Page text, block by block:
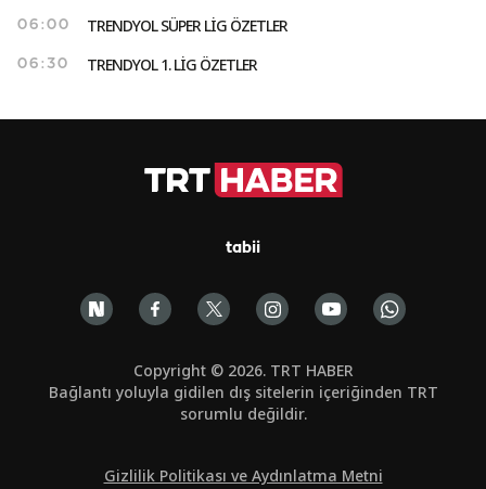
06:00 TRENDYOL SÜPER LİG ÖZETLER
06:30 TRENDYOL 1. LİG ÖZETLER
tabii
Copyright © 2026. TRT HABER
Bağlantı yoluyla gidilen dış sitelerin içeriğinden TRT
sorumlu değildir.
Gizlilik Politikası ve Aydınlatma Metni